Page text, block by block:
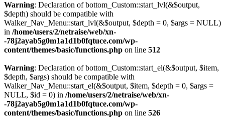
Warning: Declaration of bottom_Custom::start_lvl(&$output,
$depth) should be compatible with
Walker_Nav_Menu::start_lvl(&$output, $depth = 0, $args = NULL)
in /home/users/2/netraise/web/xn-
-78j2ayab5g0m1a1d1b0fqtuce.com/wp-
content/themes/basic/functions.php on line 512
Warning: Declaration of bottom_Custom::start_el(&$output, $item,
$depth, $args) should be compatible with
Walker_Nav_Menu::start_el(&$output, $item, $depth = 0, $args =
NULL, $id = 0) in /home/users/2/netraise/web/xn-
-78j2ayab5g0m1a1d1b0fqtuce.com/wp-
content/themes/basic/functions.php on line 526